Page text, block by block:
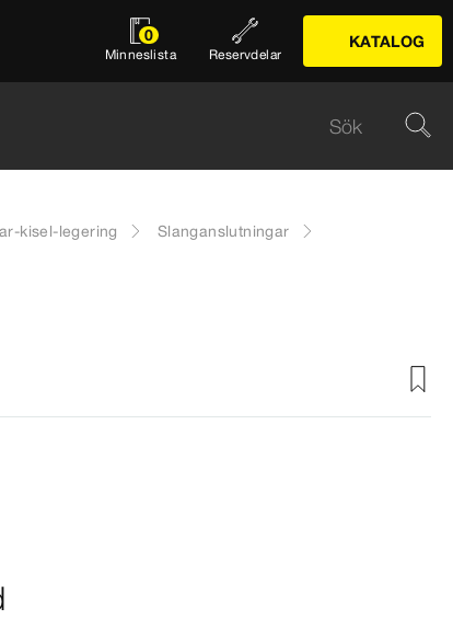
0
Minneslista Reservdelar
KATALOG
kisel-legering
Slanganslutningar